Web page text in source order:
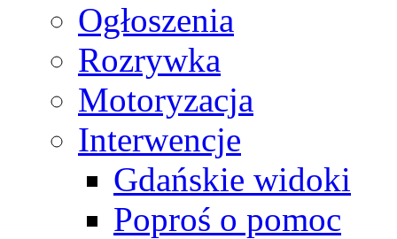
Ogłoszenia
Rozrywka
Motoryzacja
Interwencje
Gdańskie widoki
Poproś o pomoc